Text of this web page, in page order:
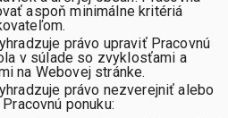
aspoň minimálne kritériá
právo upraviť Pracovnú
v súlade so zvyklosťami a
na Webovej stránke.
právo nezverejniť alebo
ponuku: